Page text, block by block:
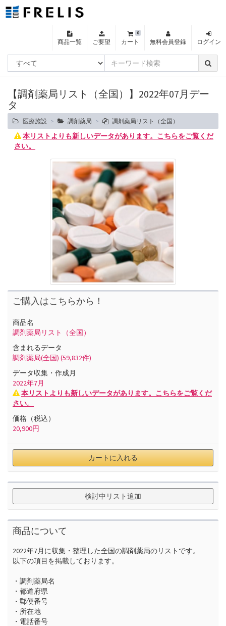
商品一覧 ご要望 カート
0
無料会員登録 ログイン
【調剤薬局リスト（全国）】2022年07月デー
タ
医療施設 調剤薬局 調剤薬局リスト（全国）
本リストよりも新しいデータがあります。こちらをご覧くだ
さい。
ご購入はこちらから！
商品名
調剤薬局リスト（全国）
含まれるデータ
調剤薬局(全国) (59,832件)
データ収集・作成月
2022年7月
本リストよりも新しいデータがあります。こちらをご覧くだ
さい。
価格（税込）
20,900円
カートに入れる
検討中リスト追加
商品について
2022年7月に収集・整理した全国の調剤薬局のリストです。
以下の項目を掲載しております。
・調剤薬局名
・都道府県
・郵便番号
・所在地
・電話番号